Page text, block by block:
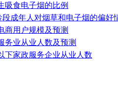
吸食电子烟的比例
段成年人对烟草和电子烟的偏好
商用户规模及预测
务业从业人数及预测
下家政服务企业从业人数